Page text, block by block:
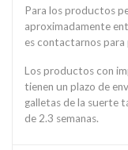
Para los productos
aproximadamente
es contactarnos para
Los productos con
tienen un plazo de
galletas de la suerte
de 2.3 semanas.